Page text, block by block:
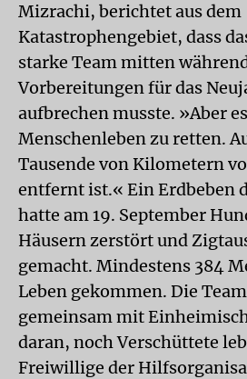
Mizrachi, berichtet aus dem
Katastrophengebiet, dass
starke Team mitten
Vorbereitungen für das
aufbrechen musste. »Aber
Menschenleben zu retten.
Tausende von Kilometern
entfernt ist.« Ein Erdbeben
hatte am 19. September
Häusern zerstört und
gemacht. Mindestens 384
Leben gekommen. Die
gemeinsam mit
daran, noch Verschüttete
Freiwillige der